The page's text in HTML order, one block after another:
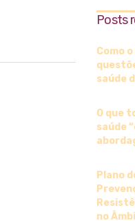
Posts
Como
saúde
O que
saúde
Plano
no